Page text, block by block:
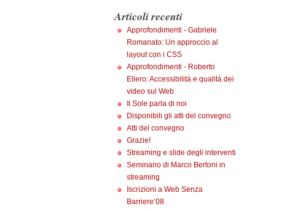
Articoli recenti
Approfondimenti - Gabriele
Romanato: Un approccio al
layout con i CSS
Approfondimenti - Roberto
Ellero: Accessibilità e qualità dei
video sul Web
Il Sole parla di noi
Disponibili gli atti del convegno
Atti del convegno
Grazie!
Streaming e slide degli interventi
Seminario di Marco Bertoni in
streaming
Iscrizioni a Web Senza
Barriere’08